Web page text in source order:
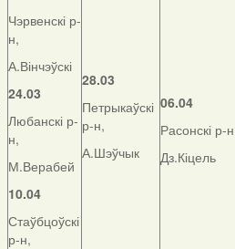
Чэрвенскі р-
н,
А.Вінчэўскі
24.03
Любанскі р-
н,
М.Верабей
10.04
Стаўбцоўскі
р-н,
28.03
Петрыкаўскі
р-н,
А.Шэўчык
06.04
Расонскі р-
Дз.Кіцель